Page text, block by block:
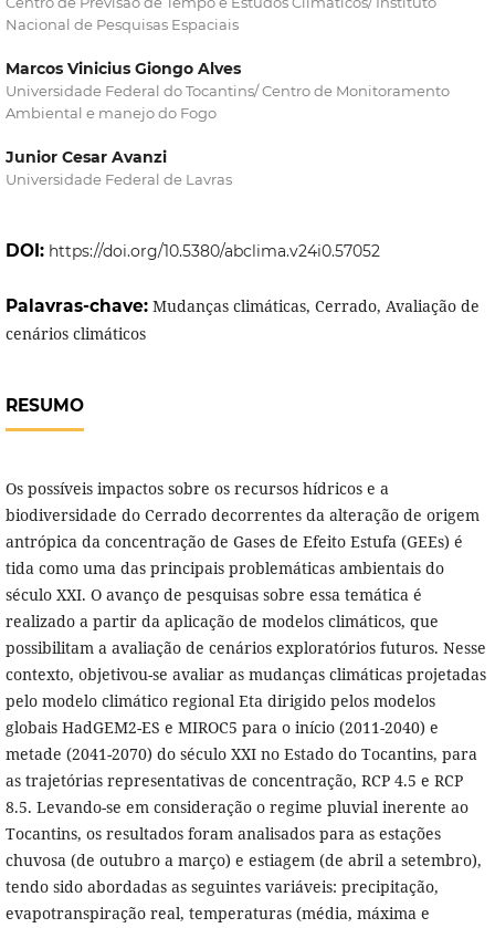
Nacional de Pesquisas Espaciais
Marcos Vinicius Giongo Alves
Universidade Federal do Tocantins/ Centro de Monitoramento
Ambiental e manejo do Fogo
Junior Cesar Avanzi
Universidade Federal de Lavras
DOI: https://doi.org/10.5380/abclima.v24i0.57052
Palavras-chave: Mudanças climáticas, Cerrado, Avaliação de
cenários climáticos
RESUMO
Os possíveis impactos sobre os recursos hídricos e a
biodiversidade do Cerrado decorrentes da alteração de origem
antrópica da concentração de Gases de Efeito Estufa (GEEs) é
tida como uma das principais problemáticas ambientais do
século XXI. O avanço de pesquisas sobre essa temática é
realizado a partir da aplicação de modelos climáticos, que
possibilitam a avaliação de cenários exploratórios futuros. Nesse
contexto, objetivou-se avaliar as mudanças climáticas projetadas
pelo modelo climático regional Eta dirigido pelos modelos
globais HadGEM2-ES e MIROC5 para o início (2011-2040) e
metade (2041-2070) do século XXI no Estado do Tocantins, para
as trajetórias representativas de concentração, RCP 4.5 e RCP
8.5. Levando-se em consideração o regime pluvial inerente ao
Tocantins, os resultados foram analisados para as estações
chuvosa (de outubro a março) e estiagem (de abril a setembro),
tendo sido abordadas as seguintes variáveis: precipitação,
evapotranspiração real, temperaturas (média, máxima e